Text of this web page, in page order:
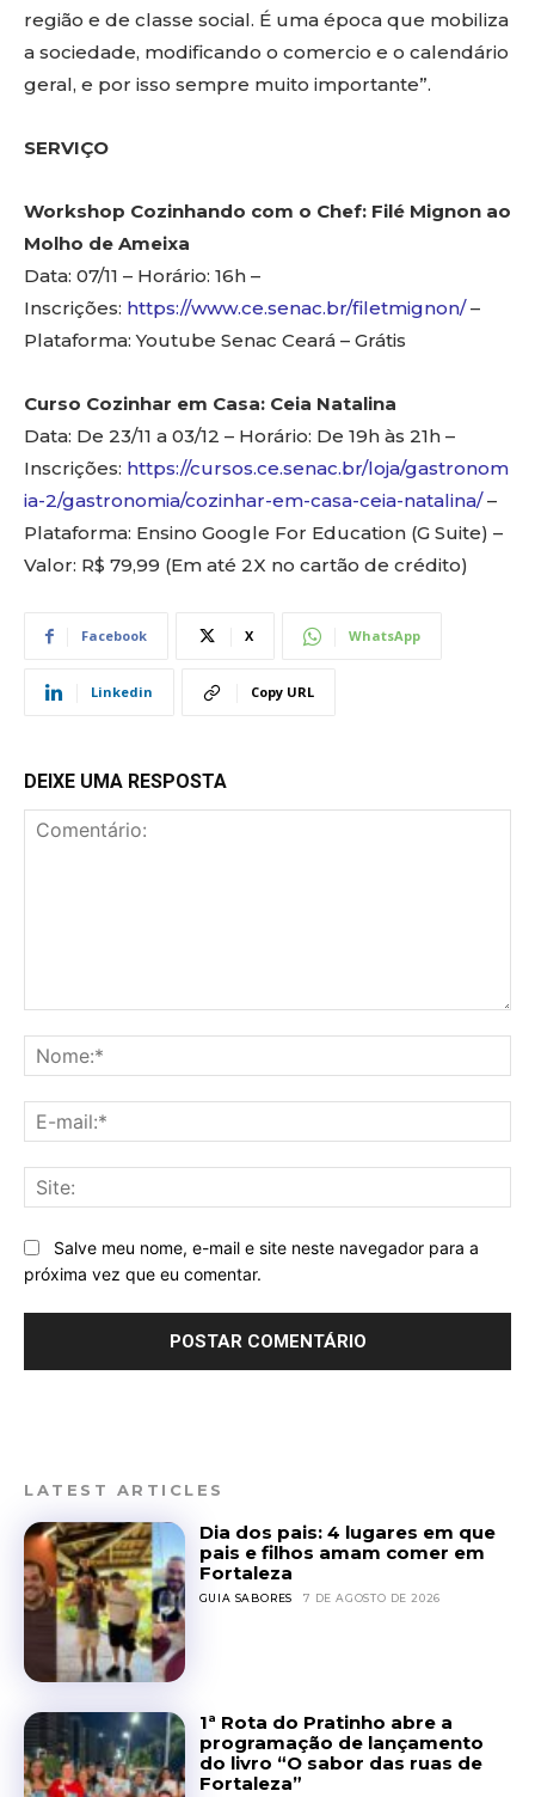
região e de classe social. É uma época que mobiliza
a sociedade, modificando o comercio e o calendário
geral, e por isso sempre muito importante”.
SERVIÇO
Workshop Cozinhando com o Chef: Filé Mignon ao
Molho de Ameixa
Data: 07/11 – Horário: 16h –
Inscrições: https://www.ce.senac.br/filetmignon/–
Plataforma: Youtube Senac Ceará – Grátis
Curso Cozinhar em Casa: Ceia Natalina
Data: De 23/11 a 03/12 – Horário: De 19h às 21h –
Inscrições: https://cursos.ce.senac.br/loja/gastronom
ia-2/gastronomia/cozinhar-em-casa-ceia-natalina/–
Plataforma: Ensino Google For Education (G Suite) –
Valor: R$ 79,99 (Em até 2X no cartão de crédito)
Facebook X WhatsApp
Linkedin Copy URL
DEIXE UMA RESPOSTA
Salve meu nome, e-mail e site neste navegador para a
próxima vez que eu comentar.
LATEST ARTICLES
Dia dos pais: 4 lugares em que
pais e filhos amam comer em
Fortaleza
GUIA SABORES 7 DE AGOSTO DE 2026
1ª Rota do Pratinho abre a
programação de lançamento
do livro “O sabor das ruas de
Fortaleza”